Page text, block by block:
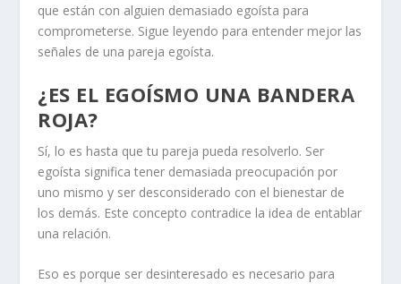
que están con alguien demasiado egoísta para
comprometerse. Sigue leyendo para entender mejor las
señales de una pareja egoísta.
¿ES EL EGOÍSMO UNA BANDERA
ROJA?
Sí, lo es hasta que tu pareja pueda resolverlo. Ser
egoísta significa tener demasiada preocupación por
uno mismo y ser desconsiderado con el bienestar de
los demás. Este concepto contradice la idea de entablar
una relación.
Eso es porque ser desinteresado es necesario para